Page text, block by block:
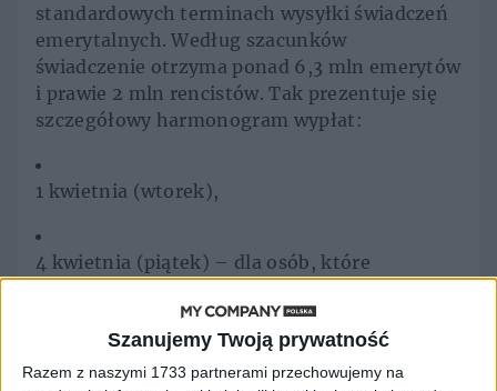
Szanujemy Twoją prywatność
Razem z naszymi 1733 partnerami przechowujemy na
standardowych terminach wysyłki świadczeń
emerytalnych. Według szacunków
świadczenie otrzyma ponad 6,3 mln emerytów
i prawie 2 mln rencistów. Tak prezentuje się
szczegółowy harmonogram wypłat:
1 kwietnia (wtorek),
4 kwietnia (piątek) – dla osób, które
kwietnia (sobota, niedziela),